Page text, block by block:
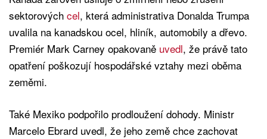
sektorových cel, která administrativa Donalda Trumpa
uvalila na kanadskou ocel, hliník, automobily a dřevo.
Premiér Mark Carney opakovaně uvedl, že právě tato
opatření poškozují hospodářské vztahy mezi oběma
zeměmi.
Také Mexiko podpořilo prodloužení dohody. Ministr
Marcelo Ebrard uvedl, že jeho země chce zachovat